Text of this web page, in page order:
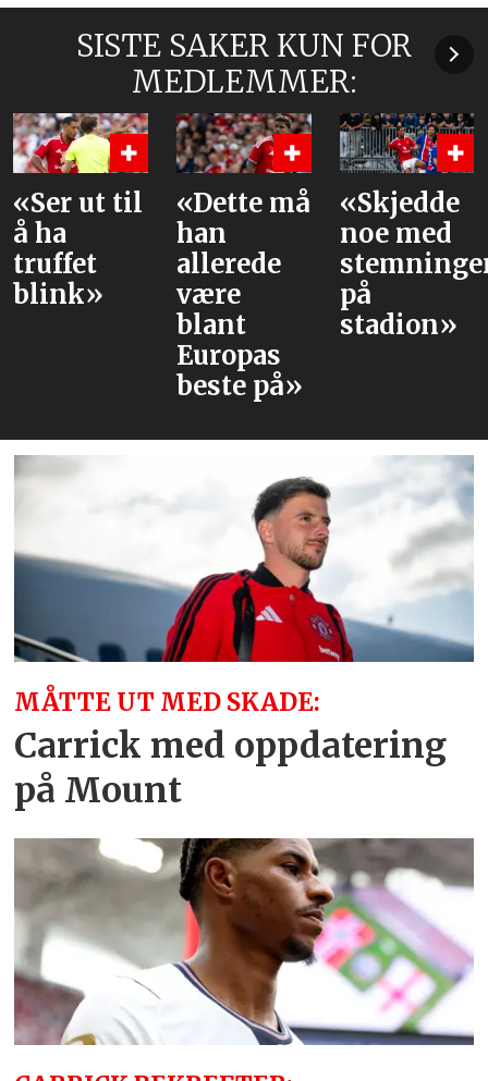
SISTE SAKER KUN FOR
MEDLEMMER:
«Dette må
han
allerede
være
«Skjedde
noe med
stemningen
på
stadion»
Dette er
PSG-
stjernene
United
trolig
MÅTTE UT MED SKADE:
Carrick med oppdatering
på Mount